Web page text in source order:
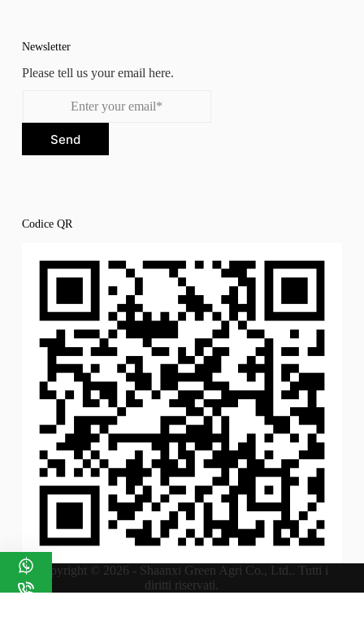
Newsletter
Please tell us your email here.
Send
Codice QR
Copyright © 2026 - Shaanxi Green Agri Co., Ltd.. Tutti i
diritti riservati.